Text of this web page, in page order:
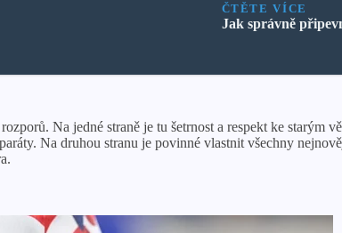
ČTĚTE VÍCE
Jak správně
Na jedné straně je tu šetrnost a respekt ke
Na druhou stranu je povinné vlastnit všechny